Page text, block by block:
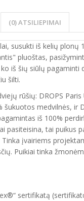
(0) ATSILIEPIMAI
susukti iš kelių plonų
pluoštas,
iš šių siūlų pagaminti
šilti.
rūšių: DROPS Paris
šukuotos medvilnės, ir
iš 100%
pasiteisina, tai puikus
įvairiems
Puikiai tinka
sertifikatą